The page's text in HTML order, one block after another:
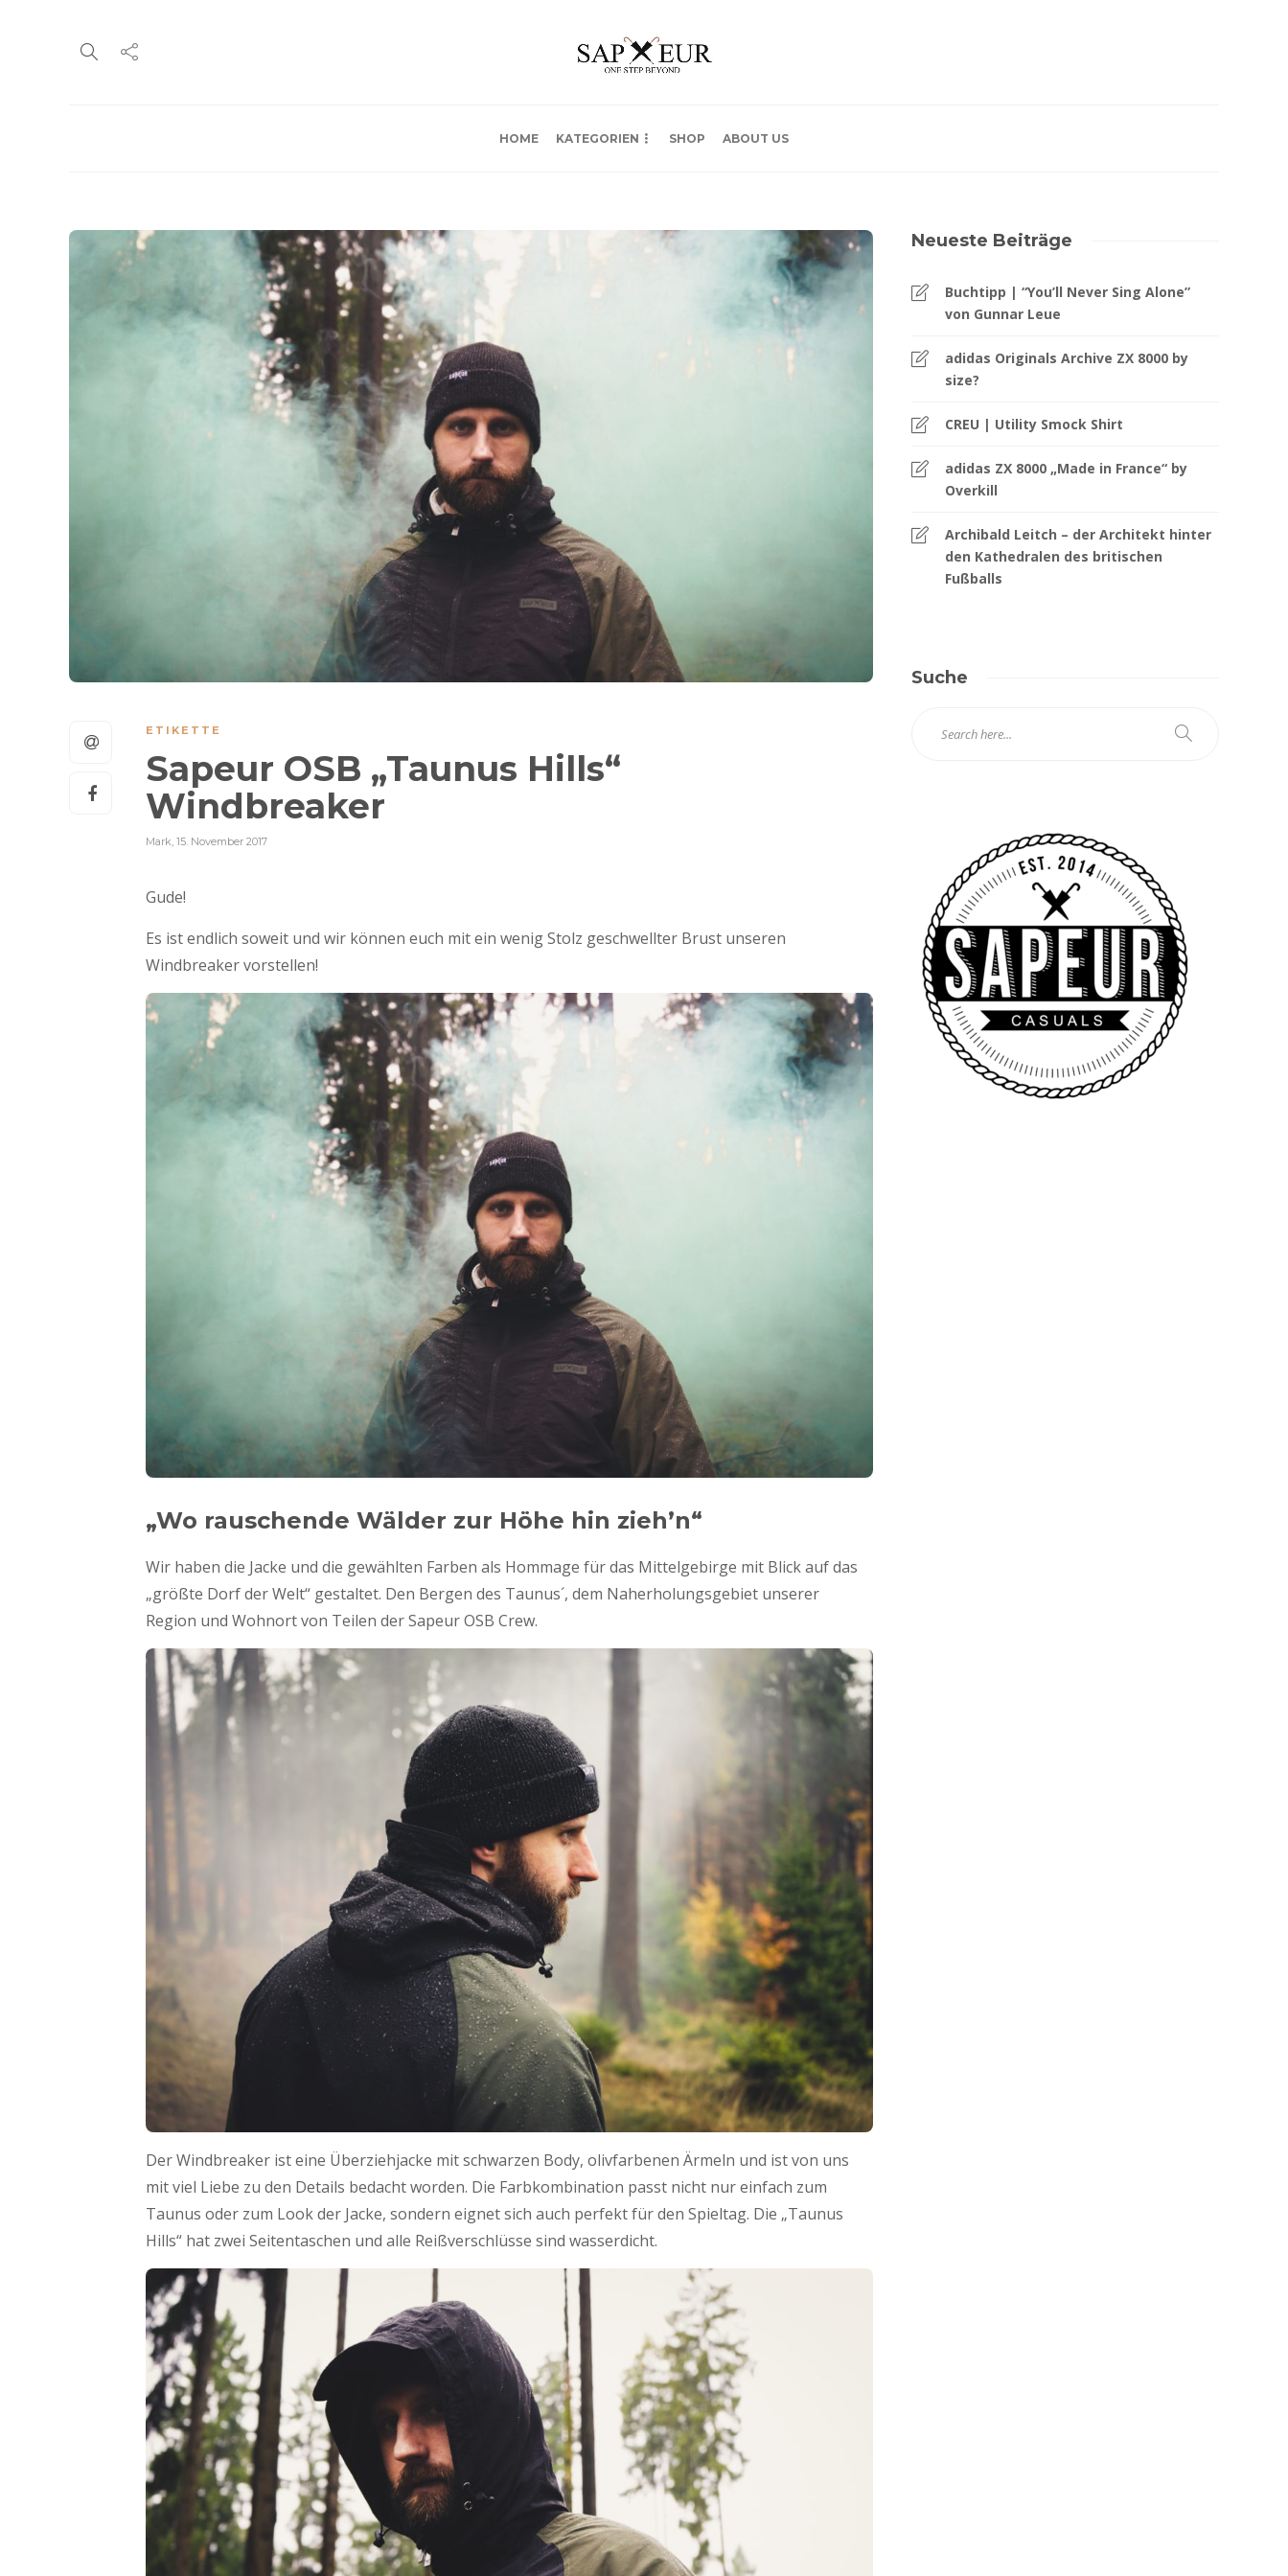
HOME KATEGORIEN SHOP ABOUT US
ETIKETTE
Sapeur OSB „Taunus Hills“
Windbreaker
Mark, 15. November 2017
Gude!
Es ist endlich soweit und wir können euch mit ein wenig Stolz geschwellter Brust unseren
Windbreaker vorstellen!
„Wo rauschende Wälder zur Höhe hin zieh’n“
Wir haben die Jacke und die gewählten Farben als Hommage für das Mittelgebirge mit Blick auf das
„größte Dorf der Welt“ gestaltet. Den Bergen des Taunus´, dem Naherholungsgebiet unserer
Region und Wohnort von Teilen der Sapeur OSB Crew.
Der Windbreaker ist eine Überziehjacke mit schwarzen Body, olivfarbenen Ärmeln und ist von uns
mit viel Liebe zu den Details bedacht worden. Die Farbkombination passt nicht nur einfach zum
Taunus oder zum Look der Jacke, sondern eignet sich auch perfekt für den Spieltag. Die „Taunus
Hills“ hat zwei Seitentaschen und alle Reißverschlüsse sind wasserdicht.
Neueste Beiträge
Buchtipp | “You’ll Never Sing Alone”
von Gunnar Leue
adidas Originals Archive ZX 8000 by
size?
CREU | Utility Smock Shirt
adidas ZX 8000 „Made in France“ by
Overkill
Archibald Leitch – der Architekt hinter
den Kathedralen des britischen
Fußballs
Suche